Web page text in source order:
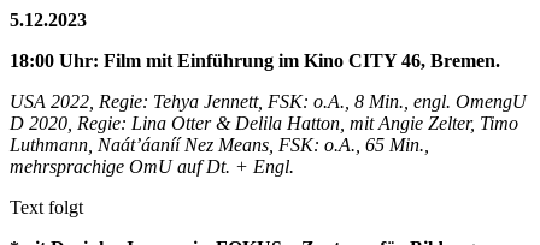
5.12.2023
18:00 Uhr: Film mit Einführung im Kino CITY 46, Bremen.
USA 2022, Regie: Tehya Jennett, FSK: o.A., 8 Min., engl. OmengU
D 2020, Regie: Lina Otter & Delila Hatton, mit Angie Zelter, Timo
Luthmann, Naát’áaníí Nez Means, FSK: o.A., 65 Min.,
mehrsprachige OmU auf Dt. + Engl.
Text folgt